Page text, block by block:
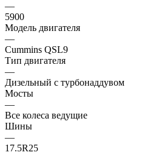
—
5900
Модель двигателя
—
Cummins QSL9
Тип двигателя
—
Дизельный с турбонаддувом
Мосты
—
Все колеса ведущие
Шины
—
17.5R25